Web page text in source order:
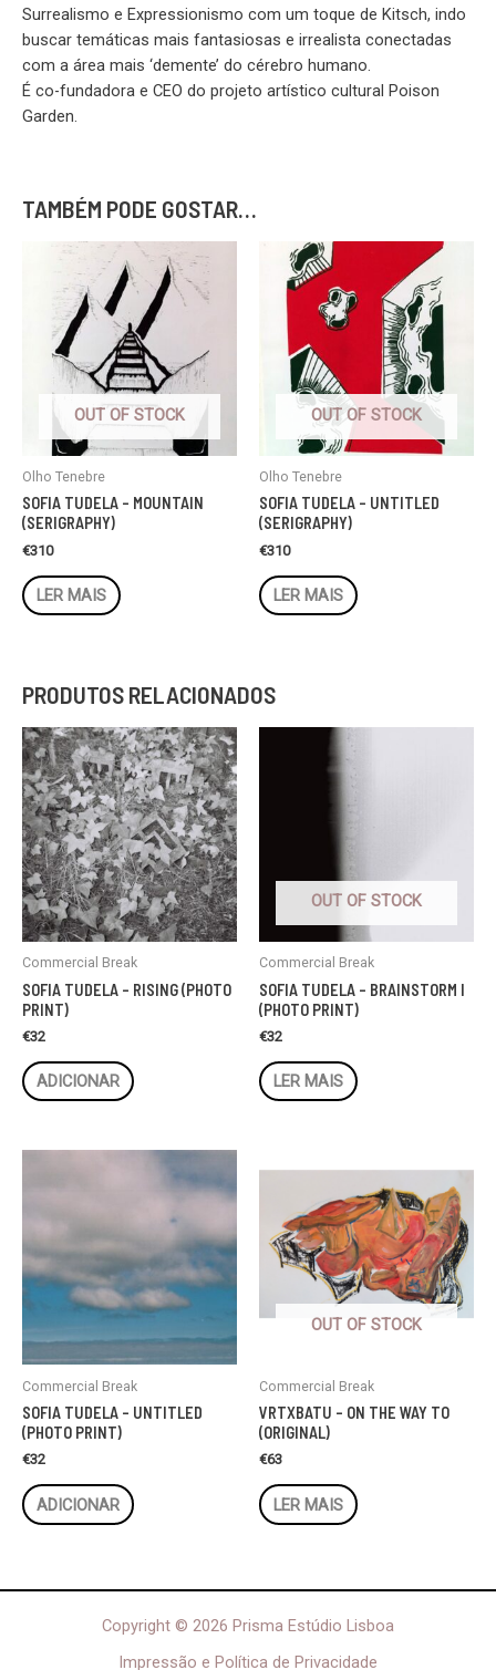
Surrealismo e Expressionismo com um toque de Kitsch, indo
buscar temáticas mais fantasiosas e irrealista conectadas
com a área mais ‘demente’ do cérebro humano.
É co-fundadora e CEO do projeto artístico cultural Poison
Garden.
TAMBÉM PODE GOSTAR…
OUT OF STOCK
Olho Tenebre
SOFIA TUDELA – MOUNTAIN
(SERIGRAPHY)
€310
LER MAIS
OUT OF STOCK
Olho Tenebre
SOFIA TUDELA – UNTITLED
(SERIGRAPHY)
€310
LER MAIS
PRODUTOS RELACIONADOS
Commercial Break
SOFIA TUDELA – RISING (PHOTO
PRINT)
€32
ADICIONAR
OUT OF STOCK
Commercial Break
SOFIA TUDELA – BRAINSTORM I
(PHOTO PRINT)
€32
LER MAIS
Commercial Break
SOFIA TUDELA – UNTITLED
(PHOTO PRINT)
€32
ADICIONAR
OUT OF STOCK
Commercial Break
VRTXBATU – ON THE WAY TO
(ORIGINAL)
€63
LER MAIS
Copyright © 2026 Prisma Estúdio Lisboa
Impressão e Política de Privacidade